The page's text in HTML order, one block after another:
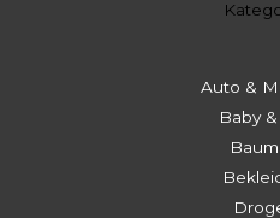
Auto &
Baby